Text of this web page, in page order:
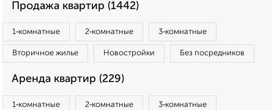
Продажа квартир (1442)
1‑комнатные 2‑комнатные 3‑комнатные
Вторичное жилье Новостройки Без посредников
Аренда квартир (229)
1‑комнатные 2‑комнатные 3‑комнатные